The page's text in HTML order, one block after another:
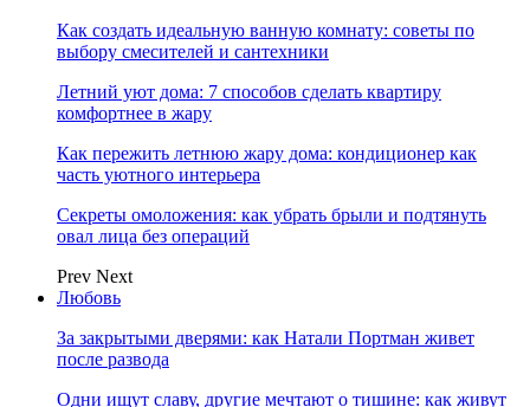
Как создать идеальную ванную комнату: советы по
выбору смесителей и сантехники
Летний уют дома: 7 способов сделать квартиру
комфортнее в жару
Как пережить летнюю жару дома: кондиционер как
часть уютного интерьера
Секреты омоложения: как убрать брыли и подтянуть
овал лица без операций
Prev Next
Любовь
За закрытыми дверями: как Натали Портман живет
после развода
Одни ищут славу, другие мечтают о тишине: как живут